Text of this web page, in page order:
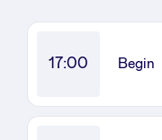
17:00 Begin